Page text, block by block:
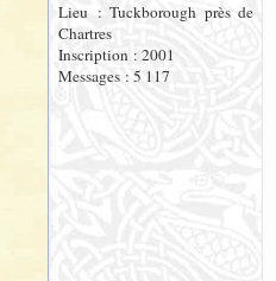
Lieu : Tuckborough près de
Chartres
Inscription : 2001
Messages : 5 117